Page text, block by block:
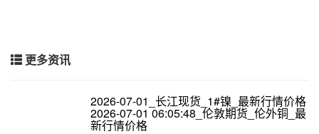
更多资讯
2026-07-01_长江现货_1#镍_最新行情价格
2026-07-01 06:05:48_伦敦期货_伦外铜_最
新行情价格